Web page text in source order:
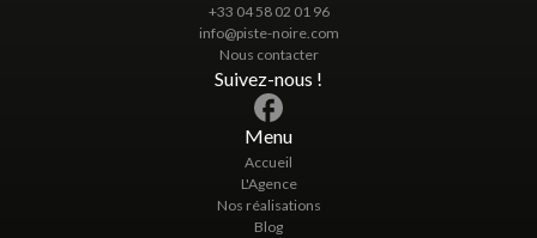
+33 04 58 02 01 96
info@piste-noire.com
Nous contacter
Suivez-nous !
Menu
Accueil
L'Agence
Nos réalisations
Blog